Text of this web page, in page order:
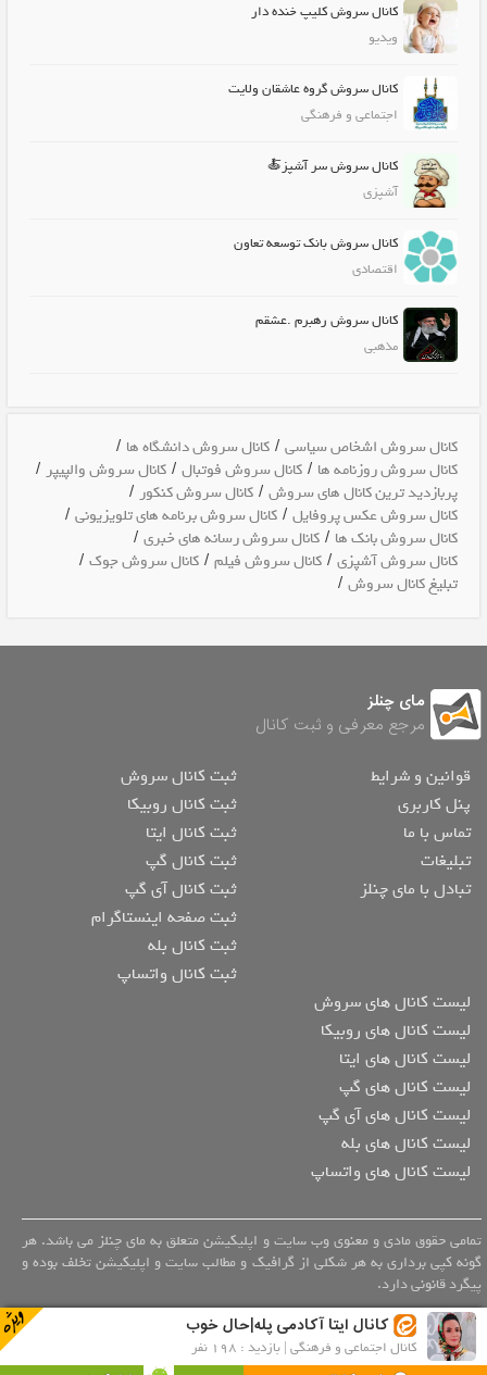
کانال سروش کلیپ خنده دار
ویدیو
کانال سروش گروه عاشقان ولایت
اجتماعی و فرهنگی
کانال سروش سر آشپز🍝
آشپزی
کانال سروش بانک توسعه تعاون
اقتصادی
کانال سروش رهبرم .عشقم
مذهبی
کانال سروش اشخاص سیاسی /کانال سروش دانشگاه ها /
کانال سروش روزنامه ها /کانال سروش فوتبال /کانال سروش والپیپر /
پربازدید ترین کانال های سروش /کانال سروش کنکور /
کانال سروش عکس پروفایل /کانال سروش برنامه های تلویزیونی /
کانال سروش بانک ها /کانال سروش رسانه های خبری /
کانال سروش آشپزی /کانال سروش فیلم /کانال سروش جوک /
تبلیغ کانال سروش /
مای چنلز
مرجع معرفی و ثبت کانال
قوانین و شرایط
پنل کاربری
تماس با ما
تبلیغات
تبادل با مای چنلز
ثبت کانال سروش
ثبت کانال روبیکا
ثبت کانال ایتا
ثبت کانال گپ
ثبت کانال آی گپ
ثبت صفحه اینستاگرام
ثبت کانال بله
ثبت کانال واتساپ
لیست کانال های سروش
لیست کانال های روبیکا
لیست کانال های ایتا
لیست کانال های گپ
لیست کانال های آی گپ
لیست کانال های بله
لیست کانال های واتساپ
تمامی حقوق مادی و معنوی وب سایت و اپلیکیشن متعلق به مای چنلز می باشد. هر
گونه کپی برداری به هر شکلی از گرافیک و مطالب سایت و اپلیکیشن تخلف بوده و
پیگرد قانونی دارد.
کانال ایتا آکادمی پله|حال خوب
کانال اجتماعی و فرهنگی | بازدید : 198 نفر